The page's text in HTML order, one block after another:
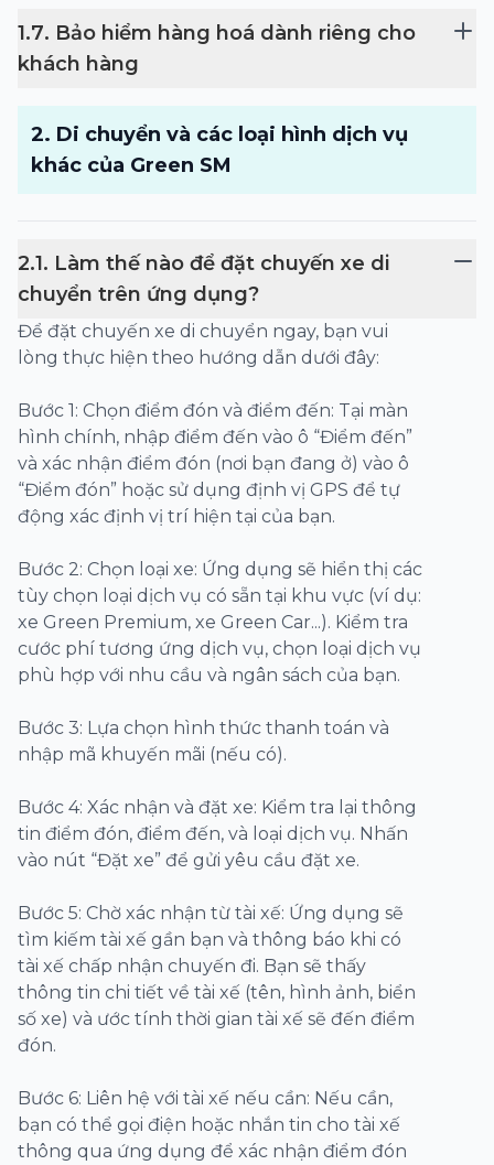
1.7. Bảo hiểm hàng hoá dành riêng cho
khách hàng
2. Di chuyển và các loại hình dịch vụ
khác của Green SM
2.1. Làm thế nào để đặt chuyến xe di
chuyển trên ứng dụng?
Để đặt chuyến xe di chuyển ngay, bạn vui
lòng thực hiện theo hướng dẫn dưới đây:
Bước 1: Chọn điểm đón và điểm đến: Tại màn
hình chính, nhập điểm đến vào ô “Điểm đến”
và xác nhận điểm đón (nơi bạn đang ở) vào ô
“Điểm đón” hoặc sử dụng định vị GPS để tự
động xác định vị trí hiện tại của bạn.
Bước 2: Chọn loại xe: Ứng dụng sẽ hiển thị các
tùy chọn loại dịch vụ có sẵn tại khu vực (ví dụ:
xe Green Premium, xe Green Car...). Kiểm tra
cước phí tương ứng dịch vụ, chọn loại dịch vụ
phù hợp với nhu cầu và ngân sách của bạn.
Bước 3: Lựa chọn hình thức thanh toán và
nhập mã khuyến mãi (nếu có).
Bước 4: Xác nhận và đặt xe: Kiểm tra lại thông
tin điểm đón, điểm đến, và loại dịch vụ. Nhấn
vào nút “Đặt xe” để gửi yêu cầu đặt xe.
Bước 5: Chờ xác nhận từ tài xế: Ứng dụng sẽ
tìm kiếm tài xế gần bạn và thông báo khi có
tài xế chấp nhận chuyến đi. Bạn sẽ thấy
thông tin chi tiết về tài xế (tên, hình ảnh, biển
số xe) và ước tính thời gian tài xế sẽ đến điểm
đón.
Bước 6: Liên hệ với tài xế nếu cần: Nếu cần,
bạn có thể gọi điện hoặc nhắn tin cho tài xế
thông qua ứng dụng để xác nhận điểm đón